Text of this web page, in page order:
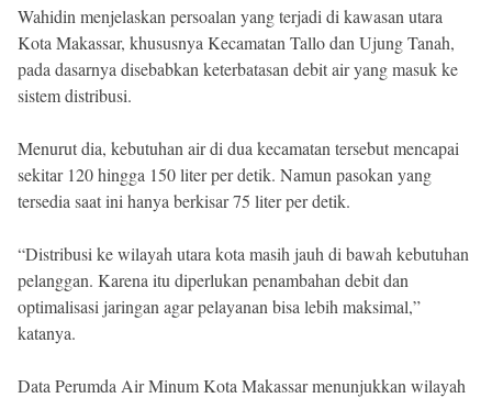
Wahidin menjelaskan persoalan yang terjadi di kawasan utara
Kota Makassar, khususnya Kecamatan Tallo dan Ujung Tanah,
pada dasarnya disebabkan keterbatasan debit air yang masuk ke
sistem distribusi.
Menurut dia, kebutuhan air di dua kecamatan tersebut mencapai
sekitar 120 hingga 150 liter per detik. Namun pasokan yang
tersedia saat ini hanya berkisar 75 liter per detik.
“Distribusi ke wilayah utara kota masih jauh di bawah kebutuhan
pelanggan. Karena itu diperlukan penambahan debit dan
optimalisasi jaringan agar pelayanan bisa lebih maksimal,”
katanya.
Data Perumda Air Minum Kota Makassar menunjukkan wilayah